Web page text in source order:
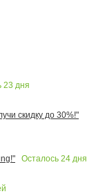
23 дня
скидку до 30%!"
Осталось 24 дня